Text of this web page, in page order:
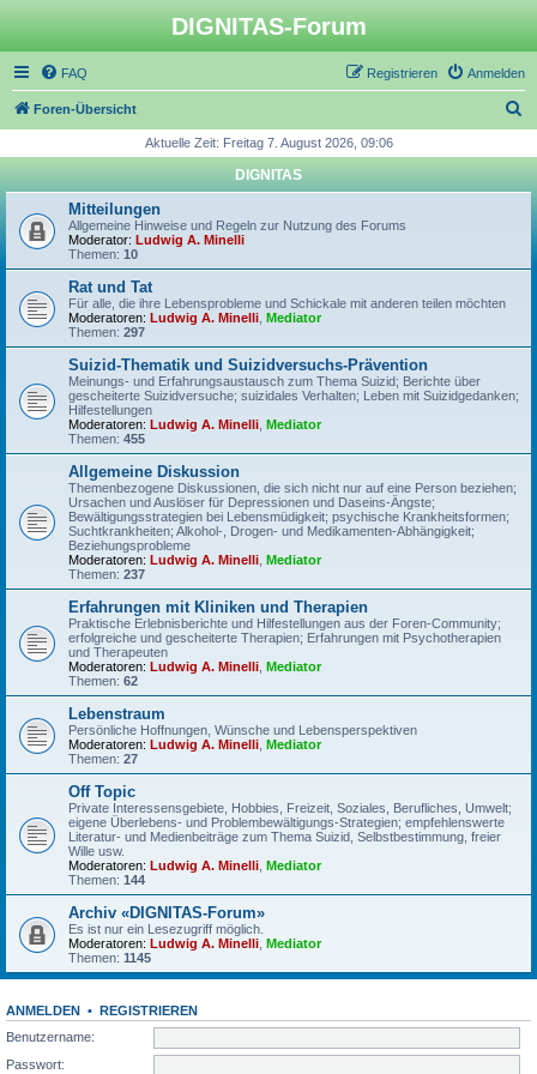
DIGNITAS-Forum
FAQ Anmelden
Registrieren
Foren-Übersicht
h
Aktuelle Zeit: Freitag 7. August 2026, 09:06
DIGNITAS
Mitteilungen
Allgemeine Hinweise und Regeln zur Nutzung des Forums
Moderator: Ludwig A. Minelli
Themen: 10
Rat und Tat
Für alle, die ihre Lebensprobleme und Schickale mit anderen teilen möchten
Moderatoren: Ludwig A. Minelli Mediator
Themen: 297
Suizid-Thematik und Suizidversuchs-Prävention
Meinungs- und Erfahrungsaustausch zum Thema Suizid; Berichte über
gescheiterte Suizidversuche; suizidales Verhalten; Leben mit Suizidgedanken;
Hilfestellungen
Moderatoren: Ludwig A. Minelli Mediator
Themen: 455
Allgemeine Diskussion
Themenbezogene Diskussionen, die sich nicht nur auf eine Person beziehen;
Ursachen und Auslöser für Depressionen und Daseins-Ängste;
Bewältigungsstrategien bei Lebensmüdigkeit; psychische Krankheitsformen;
Suchtkrankheiten; Alkohol-, Drogen- und Medikamenten-Abhängigkeit;
Beziehungsprobleme
Moderatoren: Ludwig A. Minelli Mediator
Themen: 237
Erfahrungen mit Kliniken und Therapien
Praktische Erlebnisberichte und Hilfestellungen aus der Foren-Community;
erfolgreiche und gescheiterte Therapien; Erfahrungen mit Psychotherapien
und Therapeuten
Moderatoren: Ludwig A. Minelli Mediator
Themen: 62
Lebenstraum
Persönliche Hoffnungen, Wünsche und Lebensperspektiven
Moderatoren: Ludwig A. Minelli Mediator
Themen: 27
Off Topic
Private Interessensgebiete, Hobbies, Freizeit, Soziales, Berufliches, Umwelt;
eigene Überlebens- und Problembewältigungs-Strategien; empfehlenswerte
Literatur- und Medienbeiträge zum Thema Suizid, Selbstbestimmung, freier
Wille usw.
Moderatoren: Ludwig A. Minelli Mediator
Themen: 144
Archiv «DIGNITAS-Forum»
Es ist nur ein Lesezugriff möglich.
Moderatoren: Ludwig A. Minelli Mediator
Themen: 1145
ANMELDEN • REGISTRIEREN
Benutzername:
Passwort: